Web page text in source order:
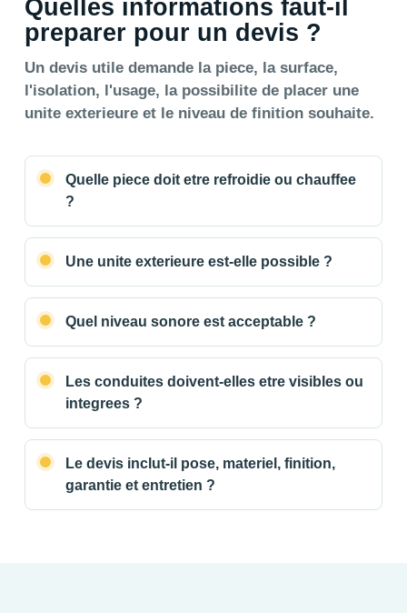
Quelles informations faut-il
preparer pour un devis ?
Un devis utile demande la piece, la surface,
l'isolation, l'usage, la possibilite de placer une
unite exterieure et le niveau de finition souhaite.
Quelle piece doit etre refroidie ou chauffee
?
Une unite exterieure est-elle possible ?
Quel niveau sonore est acceptable ?
Les conduites doivent-elles etre visibles ou
integrees ?
Le devis inclut-il pose, materiel, finition,
garantie et entretien ?